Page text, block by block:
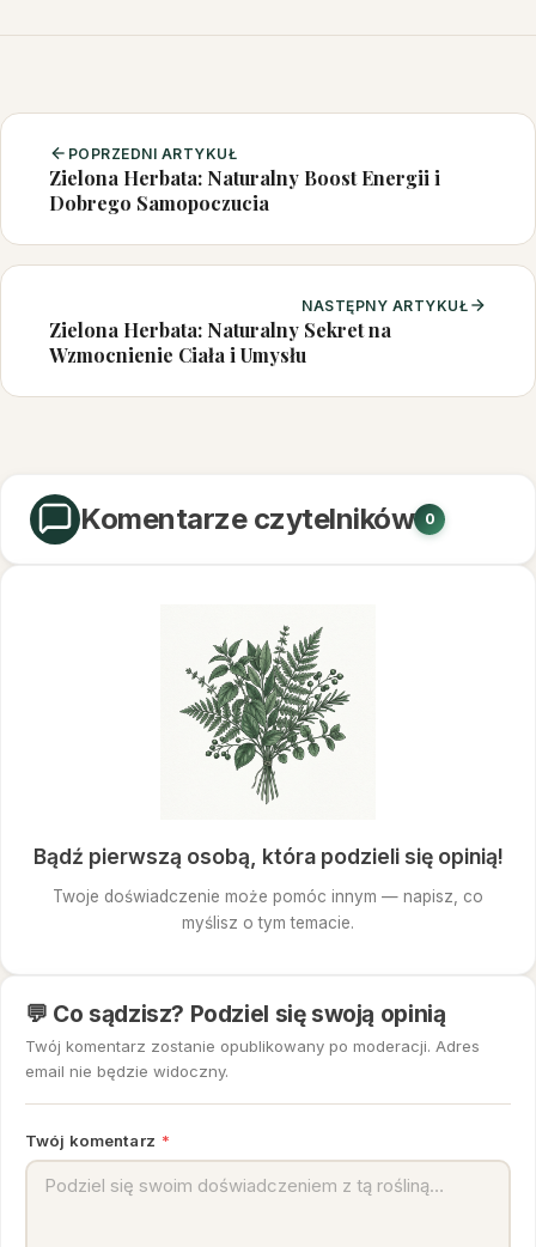
POPRZEDNI ARTYKUŁ
Zielona Herbata: Naturalny Boost Energii i
Dobrego Samopoczucia
NASTĘPNY ARTYKUŁ
Zielona Herbata: Naturalny Sekret na
Wzmocnienie Ciała i Umysłu
Komentarze czytelników 0
Bądź pierwszą osobą, która podzieli się opinią!
Twoje doświadczenie może pomóc innym — napisz, co
myślisz o tym temacie.
💬 Co sądzisz? Podziel się swoją opinią
Twój komentarz zostanie opublikowany po moderacji. Adres
email nie będzie widoczny.
Twój komentarz *